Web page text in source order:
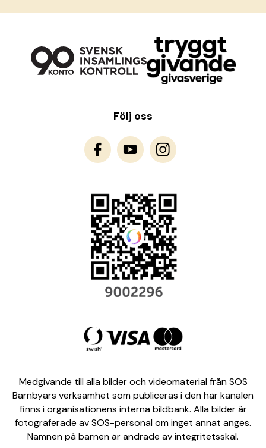
Följ oss
Medgivande till alla bilder och videomaterial från SOS
Barnbyars verksamhet som publiceras i den här kanalen
finns i organisationens interna bildbank. Alla bilder är
fotograferade av SOS-personal om inget annat anges.
Namnen på barnen är ändrade av integritetsskäl.